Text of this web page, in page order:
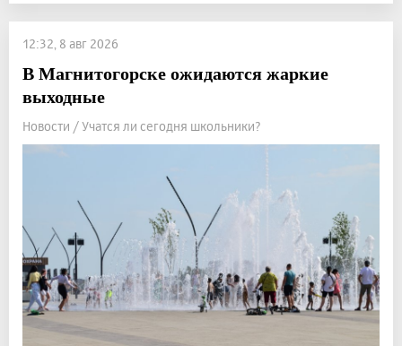
12:32, 8 авг 2026
В Магнитогорске ожидаются жаркие
выходные
Новости / Учатся ли сегодня школьники?